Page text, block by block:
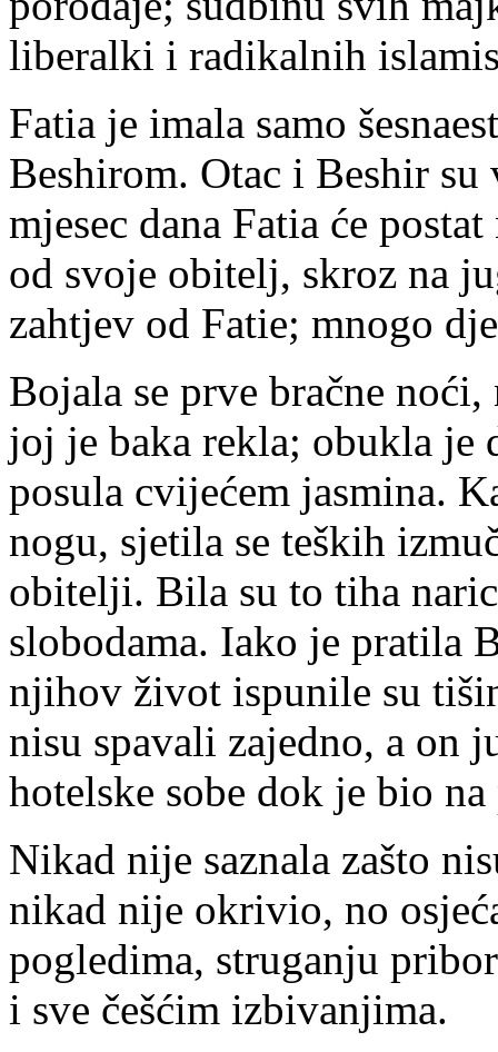
liberalki i radikalnih
Fatia je imala samo
Beshirom. Otac i Beshir
mjesec dana Fatia će
od svoje obitelj, skroz na
zahtjev od Fatie; mnogo
Bojala se prve bračne
joj je baka rekla; obukla
posula cvijećem jasmina.
nogu, sjetila se teških
obitelji. Bila su to tiha
slobodama. Iako je pratila
njihov život ispunile su
nisu spavali zajedno, a on
hotelske sobe dok je bio
Nikad nije saznala zašto
nikad nije okrivio, no
pogledima, struganju
i sve češćim izbivanjima.